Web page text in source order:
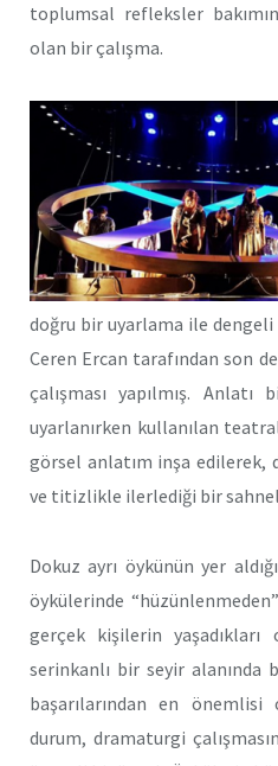
toplumsal refleksler
olan bir çalışma.
doğru bir uyarlama ile
Ceren Ercan tarafından son
çalışması yapılmış.
uyarlanırken kullanılan
görsel anlatım inşa edilerek,
ve titizlikle ilerlediği bir
Dokuz ayrı öykünün yer
öykülerinde
gerçek kişilerin yaşadıkları
serinkanlı bir seyir alanında
başarılarından en
durum, dramaturgi